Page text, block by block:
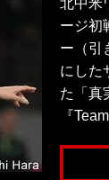
北中米
ージ初
ー（引
にした
た「真
『